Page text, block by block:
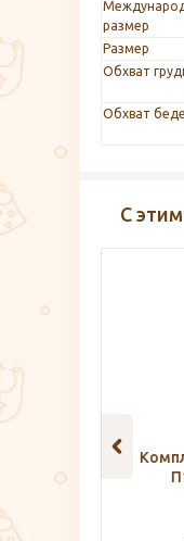
размер
Размер
Обхват
Обхват
С